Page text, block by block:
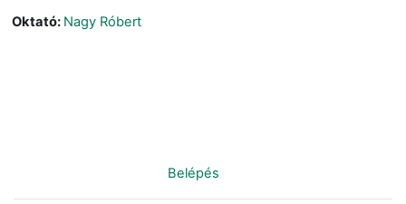
Oktató: Nagy Róbert
Belépés